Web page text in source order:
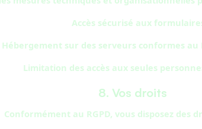
Accès sécurisé aux
Hébergement sur des serveurs conformes au
Limitation des accès aux seules
8. Vos droits
Conformément au RGPD, vous disposez des